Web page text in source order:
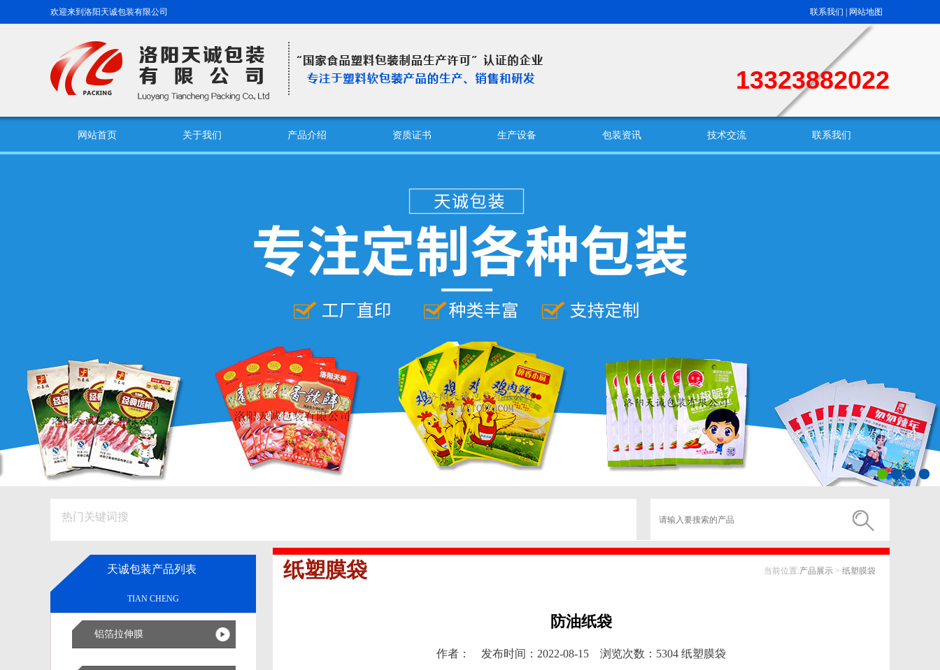
欢迎来到洛阳天诚包装有限公司 联系我们 网站地图
13323882022
网站首页 关于我们 产品介绍 资质证书 生产设备 包装资讯 技术交流 联系我们
热门关键词搜
天诚包装产品列表
TIAN CHENG
铝箔拉伸膜
纸塑膜袋 当前位置:产品展示 > 纸塑膜袋
防油纸袋
作者： 发布时间：2022-08-15 浏览次数：5304 纸塑膜袋